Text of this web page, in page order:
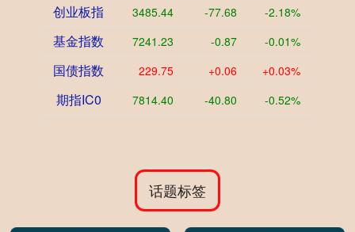
创业板指 3485.44 -77.68 -2.18%
基金指数 7241.23 -0.87 -0.01%
国债指数 229.75 +0.06 +0.03%
期指IC0 7814.40 -40.80 -0.52%
话题标签